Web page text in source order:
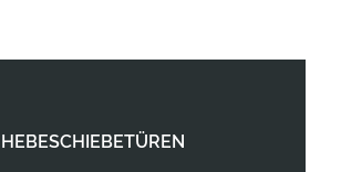
HEBESCHIEBETÜREN